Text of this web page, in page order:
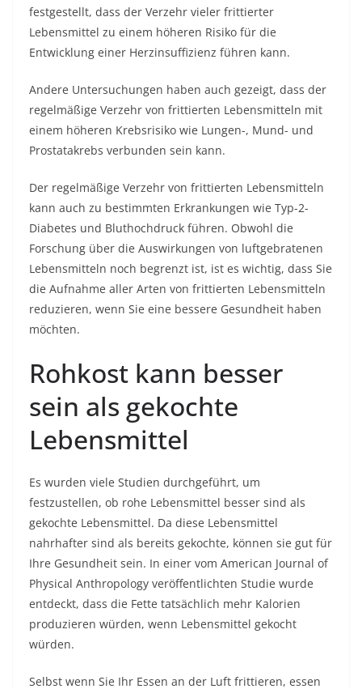
festgestellt, dass der Verzehr vieler frittierter
Lebensmittel zu einem höheren Risiko für die
Entwicklung einer Herzinsuffizienz führen kann.
Andere Untersuchungen haben auch gezeigt, dass der
regelmäßige Verzehr von frittierten Lebensmitteln mit
einem höheren Krebsrisiko wie Lungen-, Mund- und
Prostatakrebs verbunden sein kann.
Der regelmäßige Verzehr von frittierten Lebensmitteln
kann auch zu bestimmten Erkrankungen wie Typ-2-
Diabetes und Bluthochdruck führen. Obwohl die
Forschung über die Auswirkungen von luftgebratenen
Lebensmitteln noch begrenzt ist, ist es wichtig, dass Sie
die Aufnahme aller Arten von frittierten Lebensmitteln
reduzieren, wenn Sie eine bessere Gesundheit haben
möchten.
Rohkost kann besser
sein als gekochte
Lebensmittel
Es wurden viele Studien durchgeführt, um
festzustellen, ob rohe Lebensmittel besser sind als
gekochte Lebensmittel. Da diese Lebensmittel
nahrhafter sind als bereits gekochte, können sie gut für
Ihre Gesundheit sein. In einer vom American Journal of
Physical Anthropology veröffentlichten Studie wurde
entdeckt, dass die Fette tatsächlich mehr Kalorien
produzieren würden, wenn Lebensmittel gekocht
würden.
Selbst wenn Sie Ihr Essen an der Luft frittieren, essen